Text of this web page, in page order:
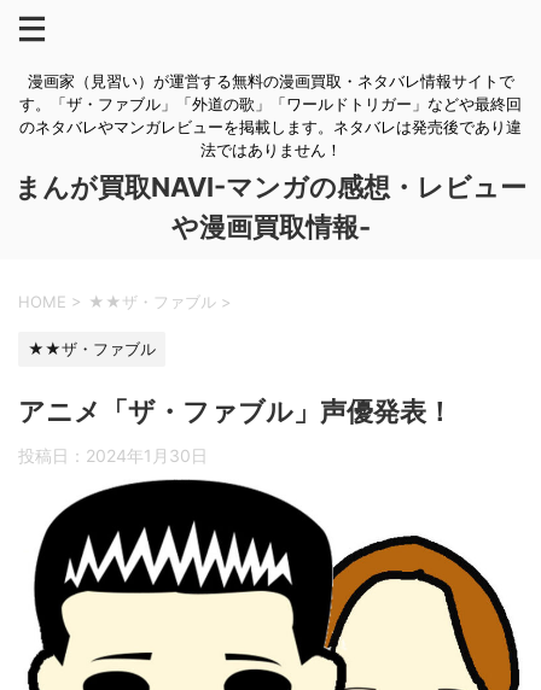
漫画家（見習い）が運営する無料の漫画買取・ネタバレ情報サイトで
す。「ザ・ファブル」「外道の歌」「ワールドトリガー」などや最終回
のネタバレやマンガレビューを掲載します。ネタバレは発売後であり違
法ではありません！
まんが買取NAVI-マンガの感想・レビュー
や漫画買取情報-
HOME > ★★ザ・ファブル >
★★ザ・ファブル
アニメ「ザ・ファブル」声優発表！
投稿日： 2024年1月30日